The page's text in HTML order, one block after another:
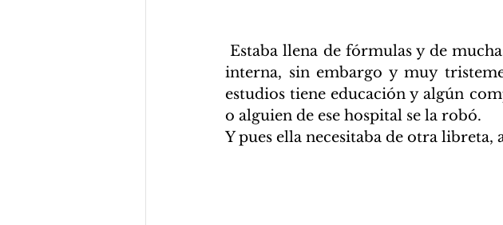
Estaba llena de fórmulas y de muchas notas que ella había realizado en todo su
interna, sin embargo y muy
estudios tiene educación y algún
o alguien de ese hospital se la robó.
Y pues ella necesitaba de otra libreta,